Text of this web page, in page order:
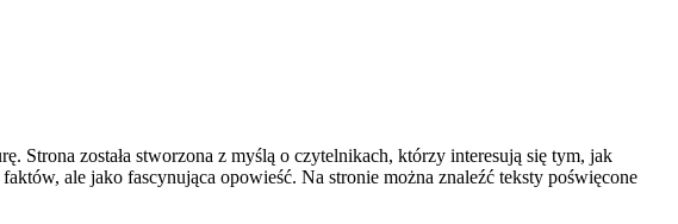
Strona została stworzona z myślą o czytelnikach, którzy interesują się tym, jak
ale jako fascynująca opowieść. Na stronie można znaleźć teksty poświęcone